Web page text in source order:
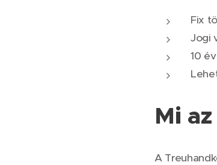
Fix
Jogi
10
Mi
A